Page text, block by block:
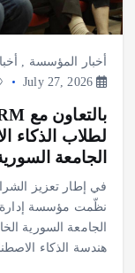
أخبار المؤسسة ,
July 27, 2026
لطلاب الذكاء
الجامعة
في إطار تعزيز
الجامعة السورية
هندسة الذكاء